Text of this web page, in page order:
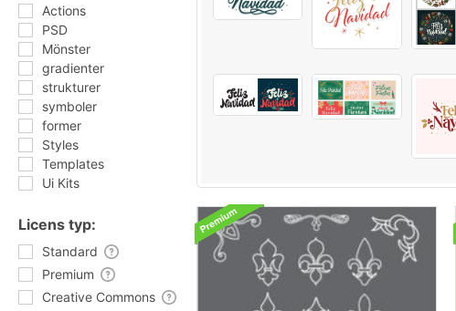
Actions
PSD
Mönster
gradienter
strukturer
symboler
former
Styles
Templates
Ui Kits
Licens typ:
Standard
Premium
Creative Commons